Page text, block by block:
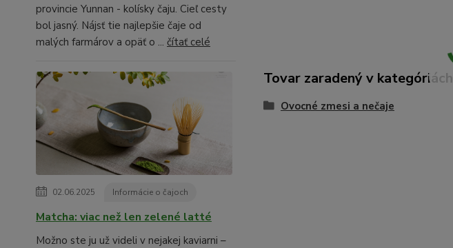
provincie Yunnan - kolísky čaju. Cieľ cesty
bol jasný. Nájsť tie najlepšie čaje od
malých farmárov a opäť o ... čítať celé
02.06.2025 Informácie o čajoch
Matcha: viac než len zelené latté
Možno ste ju už videli v nejakej kaviarni –
Tovar zaradený v kategóriách
Ovocné zmesi a nečaje